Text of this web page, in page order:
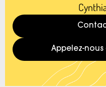
Appelez-nous